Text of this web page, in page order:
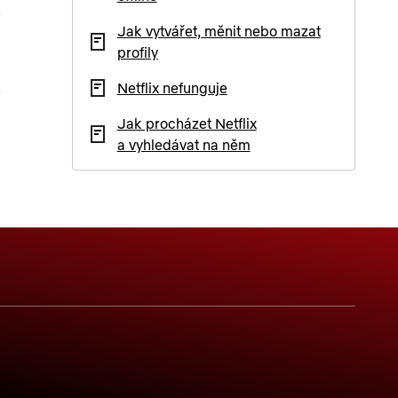
Jak vytvářet, měnit nebo mazat
profily
Netflix nefunguje
Jak procházet Netflix
a vyhledávat na něm